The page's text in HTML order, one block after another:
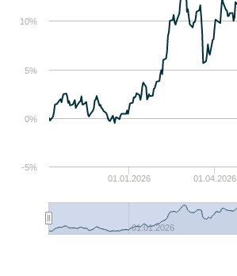
01.01.2026 01.04.2026
01.01.2026
0%
5%
10%
-5%